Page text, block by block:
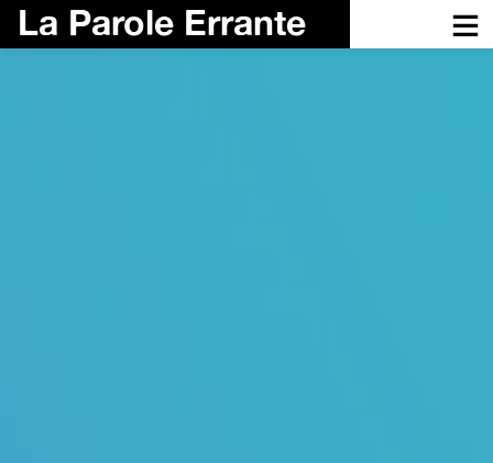
La Parole Errante